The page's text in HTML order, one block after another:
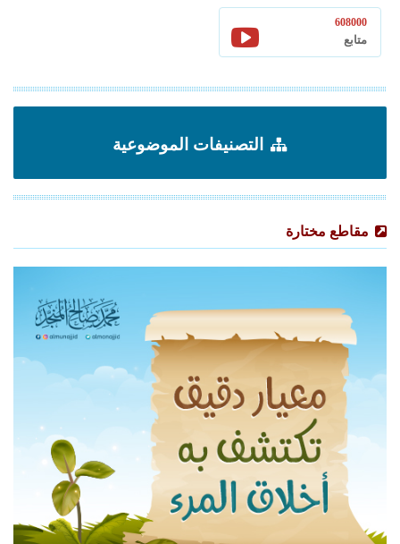
608000
متابع
التصنيفات الموضوعية
مقاطع مختارة